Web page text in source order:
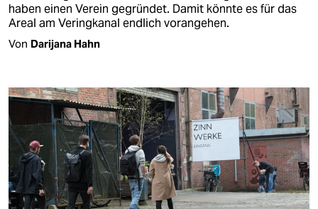
haben einen Verein gegründet. Damit könnte es für das
Areal am Veringkanal endlich vorangehen.
Von Darijana Hahn